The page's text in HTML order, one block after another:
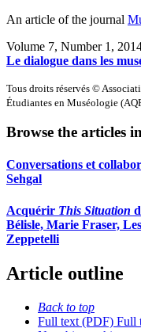
An article of the journal
Volume 7, Number 1,
Le dialogue dans les
Tous droits réservés ©
Étudiantes en Muséologie
Browse the articles
Conversations et
Sehgal
Acquérir This Situation
Bélisle, Marie Fraser,
Zeppetelli
Article outline
Back to top
Full text (PDF) Full